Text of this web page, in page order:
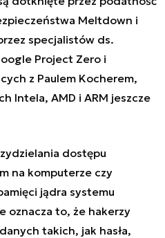
Meltdown i
specjalistów ds.
Project Zero i
z Paulem Kocherem,
Intela, AMD i ARM jeszcze
dostępu
na komputerze czy
jądra systemu
oznacza to, że hakerzy
takich, jak hasła,